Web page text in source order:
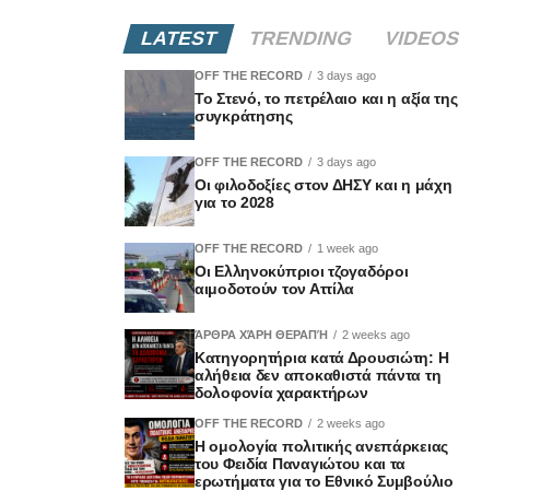
LATEST TRENDING VIDEOS
OFF THE RECORD 3 days ago
Το Στενό, το πετρέλαιο και η αξία της
συγκράτησης
OFF THE RECORD 3 days ago
Οι φιλοδοξίες στον ΔΗΣΥ και η μάχη
για το 2028
OFF THE RECORD 1 week ago
Οι Ελληνοκύπριοι τζογαδόροι
αιμοδοτούν τον Αττίλα
ΆΡΘΡΑ ΧΆΡΗ ΘΕΡΑΠΉ 2 weeks ago
Κατηγορητήρια κατά Δρουσιώτη: Η
αλήθεια δεν αποκαθιστά πάντα τη
δολοφονία χαρακτήρων
OFF THE RECORD 2 weeks ago
Η ομολογία πολιτικής ανεπάρκειας
του Φειδία Παναγιώτου και τα
ερωτήματα για το Εθνικό Συμβούλιο